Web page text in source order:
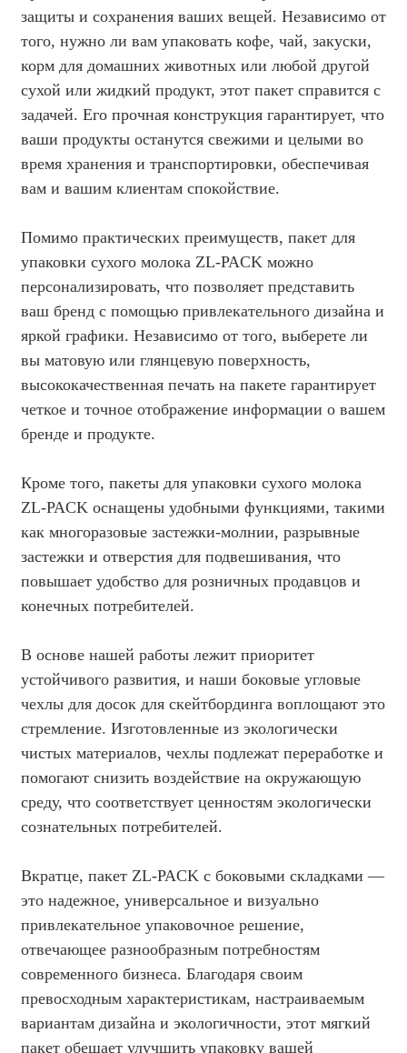
защиты и сохранения ваших вещей. Независимо от
того, нужно ли вам упаковать кофе, чай, закуски,
корм для домашних животных или любой другой
сухой или жидкий продукт, этот пакет справится с
задачей. Его прочная конструкция гарантирует, что
ваши продукты останутся свежими и целыми во
время хранения и транспортировки, обеспечивая
вам и вашим клиентам спокойствие.
Помимо практических преимуществ, пакет для
упаковки сухого молока ZL-PACK можно
персонализировать, что позволяет представить
ваш бренд с помощью привлекательного дизайна и
яркой графики. Независимо от того, выберете ли
вы матовую или глянцевую поверхность,
высококачественная печать на пакете гарантирует
четкое и точное отображение информации о вашем
бренде и продукте.
Кроме того, пакеты для упаковки сухого молока
ZL-PACK оснащены удобными функциями, такими
как многоразовые застежки-молнии, разрывные
застежки и отверстия для подвешивания, что
повышает удобство для розничных продавцов и
конечных потребителей.
В основе нашей работы лежит приоритет
устойчивого развития, и наши боковые угловые
чехлы для досок для скейтбординга воплощают это
стремление. Изготовленные из экологически
чистых материалов, чехлы подлежат переработке и
помогают снизить воздействие на окружающую
среду, что соответствует ценностям экологически
сознательных потребителей.
Вкратце, пакет ZL-PACK с боковыми складками —
это надежное, универсальное и визуально
привлекательное упаковочное решение,
отвечающее разнообразным потребностям
современного бизнеса. Благодаря своим
превосходным характеристикам, настраиваемым
вариантам дизайна и экологичности, этот мягкий
пакет обещает улучшить упаковку вашей